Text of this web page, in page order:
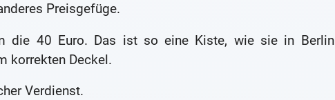
Preisgefüge.
die 40 Euro. Das ist so eine Kiste, wie sie in Berlin
korrekten Deckel.
Verdienst.